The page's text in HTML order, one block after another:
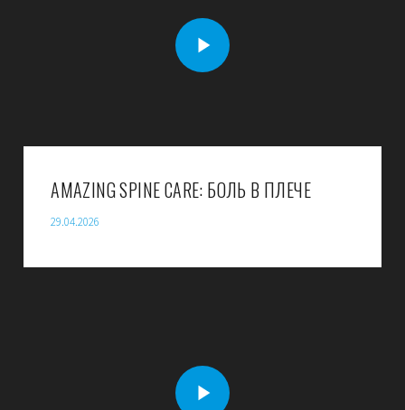
AMAZING SPINE CARE: БОЛЬ В ПЛЕЧЕ
29.04.2026